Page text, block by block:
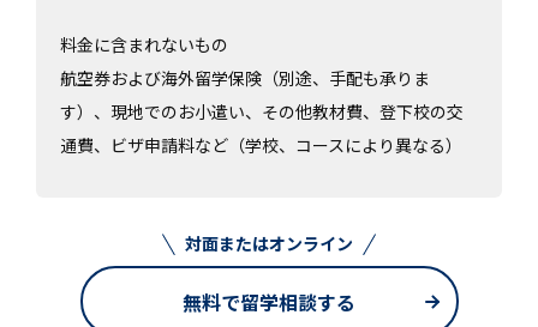
料金に含まれないもの
航空券および海外留学保険（別途、手配も承りま
す）、現地でのお小遣い、その他教材費、登下校の交
通費、ビザ申請料など（学校、コースにより異なる）
対面またはオンライン
無料で留学相談する